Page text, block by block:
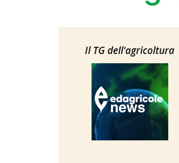
Il TG dell'agricoltura